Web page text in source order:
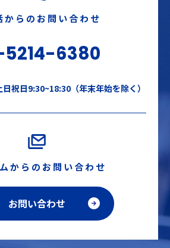
からのお問い合わせ
6380
祝日9:30~18:30（年末年始を除く）
からのお問い合わせ
お問い合わせ